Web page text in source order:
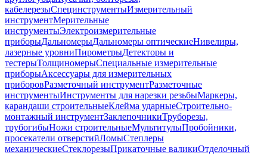
кабелерезыСпецинструментыИзмерительный
инструментМерительные
инструментыЭлектроизмерительные
приборыДальномерыДальномеры оптическиеНивелиры,
лазерные уровниПирометрыДетекторы и
тестерыТолщиномерыСпециальные измерительные
приборыАксессуары для измерительных
приборовРазметочный инструментРазметочные
инструментыИнструменты для нарезки резьбыМаркеры,
карандаши строительныеКлейма ударныеСтроительно-
монтажный инструментЗаклепочникиТруборезы,
трубогибыНожи строительныеМультитулыПробойники,
просекатели отверстийЛомыСтеплеры
механическиеСтеклорезыПрикаточные валикиОтделочный